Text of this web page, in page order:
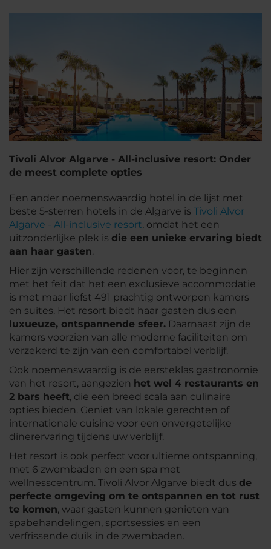
Tivoli Alvor Algarve - All-inclusive resort: Onder
de meest complete opties
Een ander noemenswaardig hotel in de lijst met
beste 5-sterren hotels in de Algarve is Tivoli Alvor
Algarve - All-inclusive resort, omdat het een
uitzonderlijke plek is die een unieke ervaring biedt
aan haar gasten.
Hier zijn verschillende redenen voor, te beginnen
met het feit dat het een exclusieve accommodatie
is met maar liefst 491 prachtig ontworpen kamers
en suites. Het resort biedt haar gasten dus een
luxueuze, ontspannende sfeer. Daarnaast zijn de
kamers voorzien van alle moderne faciliteiten om
verzekerd te zijn van een comfortabel verblijf.
Ook noemenswaardig is de eersteklas gastronomie
van het resort, aangezien het wel 4 restaurants en
2 bars heeft, die een breed scala aan culinaire
opties bieden. Geniet van lokale gerechten of
internationale cuisine voor een onvergetelijke
dinerervaring tijdens uw verblijf.
Het resort is ook perfect voor ultieme ontspanning,
met 6 zwembaden en een spa met
wellnesscentrum. Tivoli Alvor Algarve biedt dus de
perfecte omgeving om te ontspannen en tot rust
te komen, waar gasten kunnen genieten van
spabehandelingen, sportsessies en een
verfrissende duik in de zwembaden.